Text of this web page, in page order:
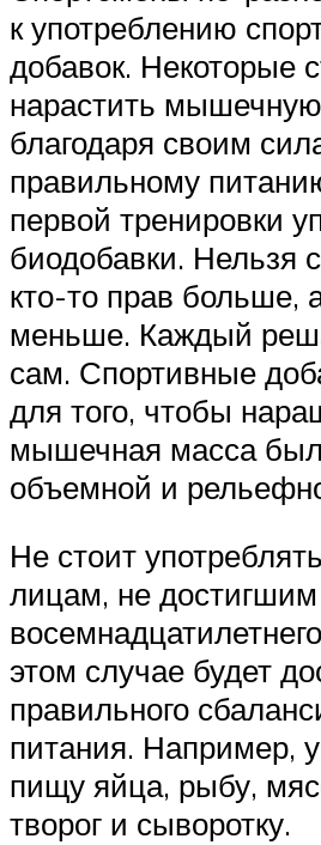
к употреблению
добавок. Некоторые
нарастить
благодаря своим
правильному
первой тренировки
биодобавки. Нельзя
кто-то прав больше,
меньше. Каждый
сам. Спортивные
для того, чтобы
мышечная масса
объемной и
Не стоит
лицам, не достигшим
этом случае будет
правильного
питания. Например,
пищу яйца, рыбу,
творог и сыворотку.